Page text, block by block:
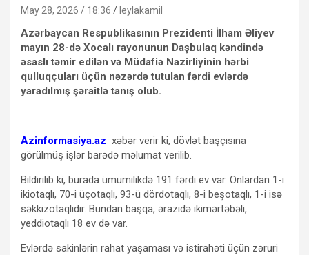
May 28, 2026 / 18:36 leylakamil
Azərbaycan Respublikasının Prezidenti İlham Əliyev
mayın 28-də Xocalı rayonunun Daşbulaq kəndində
əsaslı təmir edilən və Müdafiə Nazirliyinin hərbi
qulluqçuları üçün nəzərdə tutulan fərdi evlərdə
yaradılmış şəraitlə tanış olub.
Azinformasiya.az xəbər verir ki, dövlət başçısına
görülmüş işlər barədə məlumat verilib.
Bildirilib ki, burada ümumilikdə 191 fərdi ev var. Onlardan 1-i
ikiotaqlı, 70-i üçotaqlı, 93-ü dördotaqlı, 8-i beşotaqlı, 1-i isə
səkkizotaqlıdır. Bundan başqa, ərazidə ikimərtəbəli,
yeddiotaqlı 18 ev də var.
Evlərdə sakinlərin rahat yaşaması və istirahəti üçün zəruri